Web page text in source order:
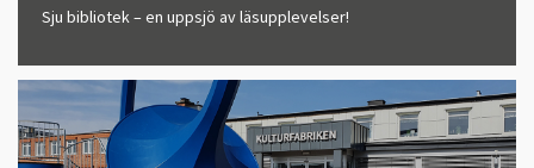
Sju bibliotek – en uppsjö av läsupplevelser!